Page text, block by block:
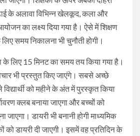
के अलावा विभिन्न खेलकूद, कला और
का लक्ष्य दिया गया है। ऐसे में शिक्षण
समय निकालना भी चुनौती होगी।
के लिए 15 मिनट का समय तय किया गया है।
भी प्रस्तुत किए जाएंगे। सबसे अच्छे
को महीने के अंत में पुरस्कृत किया
क्लब बनाया जाएगा और बच्चों को
जाएगा। डायरी भी बनानी होगी माध्यमिक
को डायरी दी जाएगी। इसमें वह प्रतिदिन के